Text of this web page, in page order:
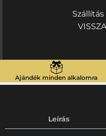
Ajándék minden alkalomra
Leírás